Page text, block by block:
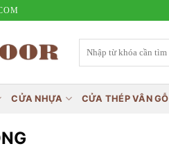
kiếm:
CỬA NHỰA CỬA THÉP VÂN GỖ